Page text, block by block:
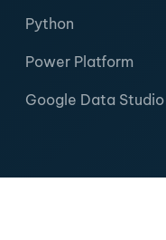
Python
Power Platform
Google Data Studio